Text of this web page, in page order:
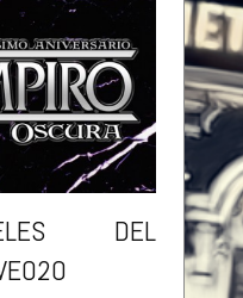
niveles del Mecenazgo del
DEL